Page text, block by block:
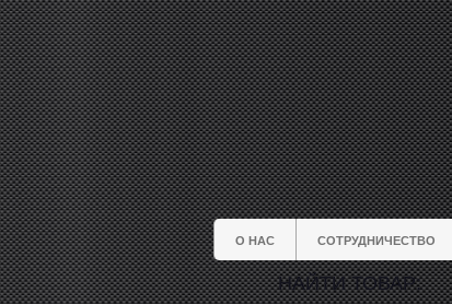
О НАС СОТРУДНИЧЕСТВО
НАЙТИ ТОВАР: